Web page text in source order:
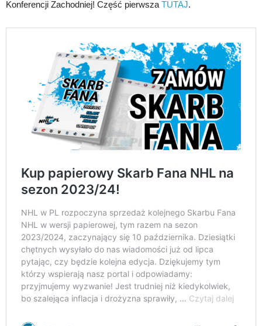
Konferencji Zachodniej! Część pierwsza TUTAJ.